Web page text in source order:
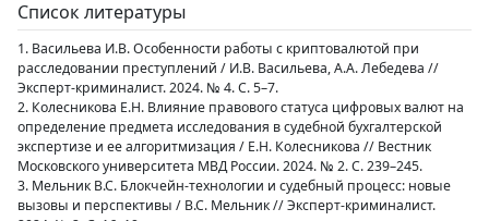
Список литературы
1. Васильева И.В. Особенности работы с криптовалютой при
расследовании преступлений / И.В. Васильева, А.А. Лебедева //
Эксперт-криминалист. 2024. № 4. С. 5–7.
2. Колесникова Е.Н. Влияние правового статуса цифровых валют на
определение предмета исследования в судебной бухгалтерской
экспертизе и ее алгоритмизация / Е.Н. Колесникова // Вестник
Московского университета МВД России. 2024. № 2. С. 239–245.
3. Мельник В.С. Блокчейн-технологии и судебный процесс: новые
вызовы и перспективы / В.С. Мельник // Эксперт-криминалист.